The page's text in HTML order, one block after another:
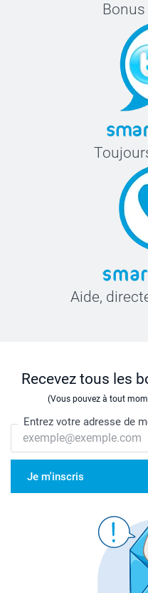
Aide,
Recevez tous les
(Vous pouvez à tout
Entrez votre adresse de
Je m'inscris